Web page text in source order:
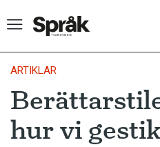
Hem
Artiklar
ARTIKLAR
hur vi